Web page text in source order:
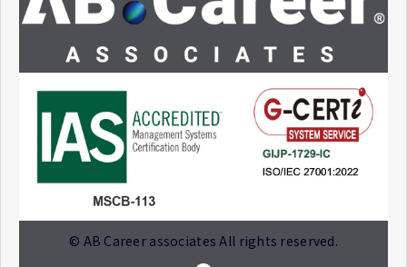
© AB Career associates All rights reserved.